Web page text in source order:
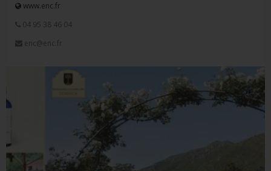
www.enc.fr
04 95 38 46 04
enc@enc.fr